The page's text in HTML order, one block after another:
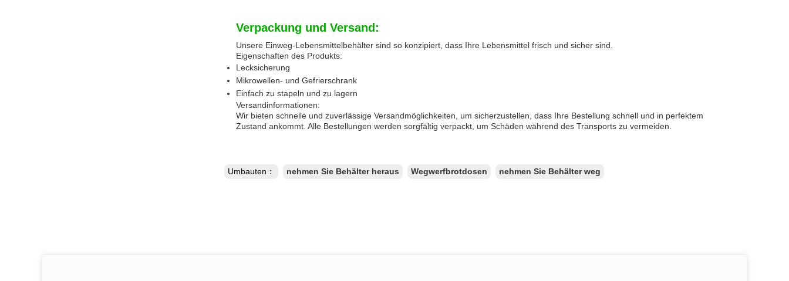
Verpackung und Versand:
Unsere Einweg-Lebensmittelbehälter sind so konzipiert, dass Ihre Lebensmittel frisch und sicher sind.
Eigenschaften des Produkts:
Lecksicherung
Mikrowellen- und Gefrierschrank
Einfach zu stapeln und zu lagern
Versandinformationen:
Wir bieten schnelle und zuverlässige Versandmöglichkeiten, um sicherzustellen, dass Ihre Bestellung schnell und in perfektem
Zustand ankommt. Alle Bestellungen werden sorgfältig verpackt, um Schäden während des Transports zu vermeiden.
Umbauten： nehmen Sie Behälter heraus Wegwerfbrotdosen nehmen Sie Behälter weg